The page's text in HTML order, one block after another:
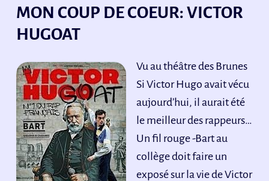
MON COUP DE COEUR: VICTOR
HUGOAT
Vu au théâtre des Brunes
Si Victor Hugo avait vécu
aujourd’hui, il aurait été
le meilleur des rappeurs…
Un fil rouge -Bart au
collège doit faire un
exposé sur la vie de Victor